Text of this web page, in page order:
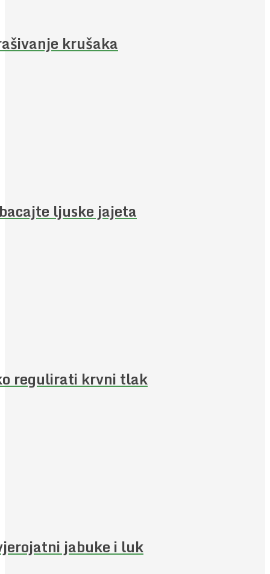
krušaka
ljuske jajeta
regulirati krvni tlak
jabuke i luk